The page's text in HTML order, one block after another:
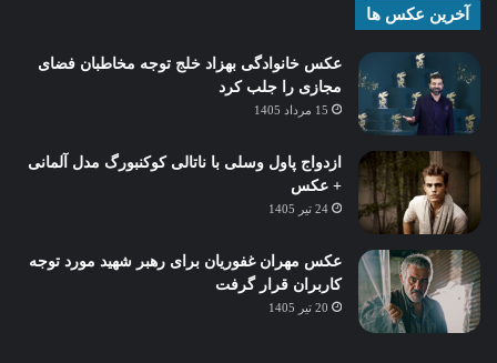
آخرین عکس ها
عکس خانوادگی بهزاد خلج توجه مخاطبان فضای
مجازی را جلب کرد
15 مرداد 1405
ازدواج پاول وسلی با ناتالی کوکنبورگ مدل آلمانی
+ عکس
24 تیر 1405
عکس مهران غفوریان برای رهبر شهید مورد توجه
کاربران قرار گرفت
20 تیر 1405